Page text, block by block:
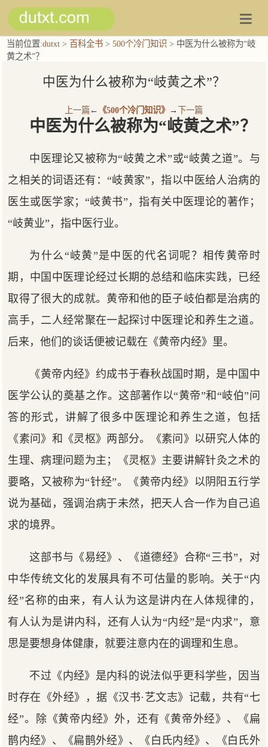
当前位置:dutxt > 百科全书 >500个冷门知识 > 中医为什么被称为“岐
黄之术”？
中医为什么被称为“岐黄之术”？
上一篇 ← 《500个冷门知识》 → 下一篇
中医为什么被称为“岐黄之术”？
中医理论又被称为“岐黄之术”或“岐黄之道”。与
之相关的词语还有：“岐黄家”，指以中医给人治病的
医生或医学家；“岐黄书”，指有关中医理论的著作；
“岐黄业”，指中医行业。
为什么“岐黄”是中医的代名词呢？相传黄帝时
期，中国中医理论经过长期的总结和临床实践，已经
取得了很大的成就。黄帝和他的臣子岐伯都是治病的
高手，二人经常聚在一起探讨中医理论和养生之道。
后来，他们的谈话便被记载在《黄帝内经》里。
《黄帝内经》约成书于春秋战国时期，是中国中
医学公认的奠基之作。这部著作以“黄帝”和“岐伯”问
答的形式，讲解了很多中医理论和养生之道，包括
《素问》和《灵枢》两部分。《素问》以研究人体的
生理、病理问题为主；《灵枢》主要讲解针灸之术的
要略，又被称为“针经”。《黄帝内经》以阴阳五行学
说为基础，强调治病于未然，把天人合一作为自己追
求的境界。
这部书与《易经》、《道德经》合称“三书”，对
中华传统文化的发展具有不可估量的影响。关于“内
经”名称的由来，有人认为这是讲内在人体规律的，
有人认为是讲内科，还有人认为“内经”是“内求”，意
思是要想身体健康，就要注意内在的调理和生息。
不过《内经》是内科的说法似乎更科学些，因当
时存在《外经》，据《汉书·艺文志》记载，共有“七
经”。除《黄帝内经》外，还有《黄帝外经》、《扁
鹊内经》、《扁鹊外经》、《白氏内经》、《白氏外